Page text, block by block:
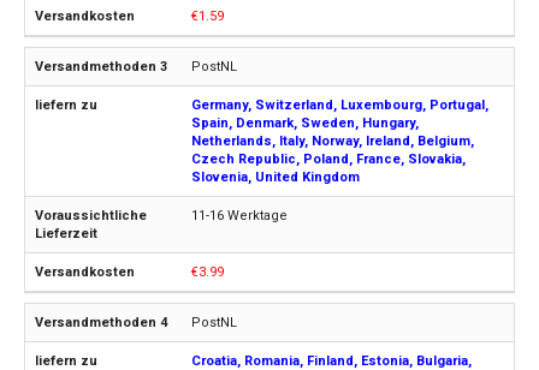
€1.59
PostNL
Germany, Switzerland, Luxembourg, Portugal,
Spain, Denmark, Sweden, Hungary,
Netherlands, Italy, Norway, Ireland, Belgium,
Czech Republic, Poland, France, Slovakia,
Slovenia, United Kingdom
11-16 Werktage
€3.99
PostNL
Croatia, Romania, Finland, Estonia, Bulgaria,